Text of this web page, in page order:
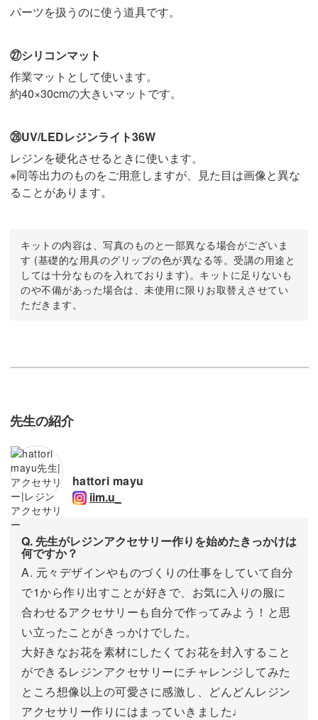
パーツを扱うのに使う道具です。
㉗シリコンマット
作業マットとして使います。
約40×30cmの大きいマットです。
㉘UV/LEDレジンライト36W
レジンを硬化させるときに使います。
※同等出力のものをご用意しますが、見た目は画像と異な
ることがあります。
キットの内容は、写真のものと一部異なる場合がございま
す (基礎的な用具のグリップの色が異なる等。受講の用途と
しては十分なものを入れております)。キットに足りないも
のや不備があった場合は、未使用に限りお取替えさせてい
ただきます。
先生の紹介
hattori mayu
iim.u_
Q. 先生がレジンアクセサリー作りを始めたきっかけは
何ですか？
A. 元々デザインやものづくりの仕事をしていて自分
で1から作り出すことが好きで、お気に入りの服に
合わせるアクセサリーも自分で作ってみよう！と思
い立ったことがきっかけでした。
大好きなお花を素材にしたくてお花を封入すること
ができるレジンアクセサリーにチャレンジしてみた
ところ想像以上の可愛さに感激し、どんどんレジン
アクセサリー作りにはまっていきました♩